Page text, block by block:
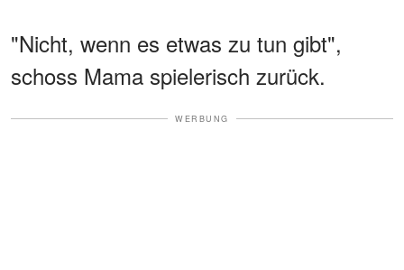
"Nicht, wenn es etwas zu tun gibt",
schoss Mama spielerisch zurück.
WERBUNG